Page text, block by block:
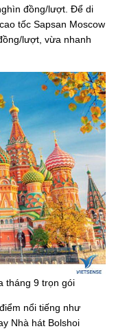
đồng/lượt. Để di
tốc Sapsan Moscow
lượt, vừa nhanh
tháng 9 trọn gói
nổi tiếng như
Nhà hát Bolshoi